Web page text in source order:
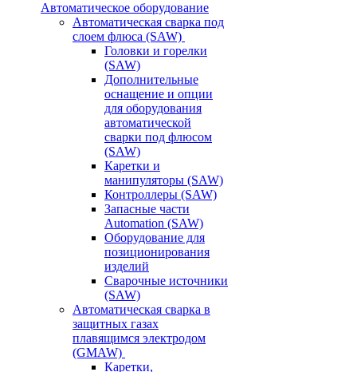
Автоматическое оборудование
Автоматическая сварка под
слоем флюса (SAW)
Головки и горелки
(SAW)
Дополнительные
оснащение и опции
для оборудования
автоматической
сварки под флюсом
(SAW)
Каретки и
манипуляторы (SAW)
Контроллеры (SAW)
Запасные части
Automation (SAW)
Оборудование для
позиционирования
изделий
Сварочные источники
(SAW)
Автоматическая сварка в
защитных газах
плавящимся электродом
(GMAW)
Каретки,